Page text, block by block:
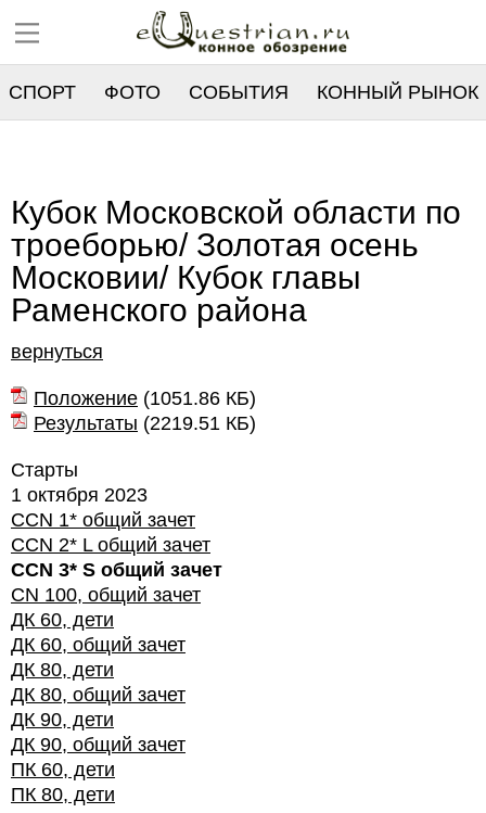
СПОРТ ФОТО СОБЫТИЯ КОННЫЙ РЫНОК
Кубок Московской области по
троеборью/ Золотая осень
Московии/ Кубок главы
Раменского района
вернуться
Положение (1051.86 КБ)
Результаты (2219.51 КБ)
Старты
1 октября 2023
CCN 1* общий зачет
CCN 2* L общий зачет
CCN 3* S общий зачет
CN 100, общий зачет
ДК 60, дети
ДК 60, общий зачет
ДК 80, дети
ДК 80, общий зачет
ДК 90, дети
ДК 90, общий зачет
ПК 60, дети
ПК 80, дети